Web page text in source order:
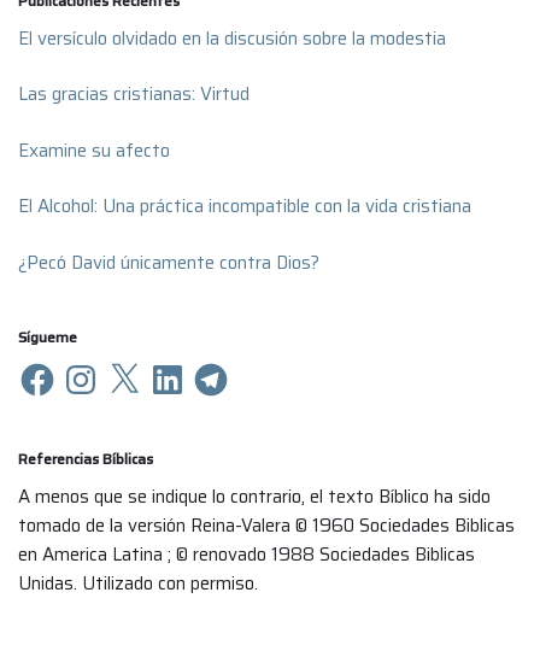
El versículo olvidado en la discusión sobre la modestia
Las gracias cristianas: Virtud
Examine su afecto
El Alcohol: Una práctica incompatible con la vida cristiana
¿Pecó David únicamente contra Dios?
Sígueme
Referencias Bíblicas
A menos que se indique lo contrario, el texto Bíblico ha sido
tomado de la versión Reina-Valera © 1960 Sociedades Biblicas
en America Latina ; © renovado 1988 Sociedades Biblicas
Unidas. Utilizado con permiso.